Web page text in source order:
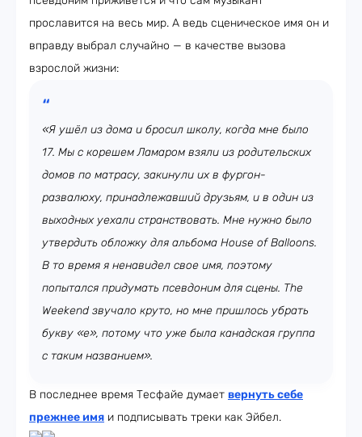
прославится на весь мир. А ведь сценическое имя он и
вправду выбрал случайно — в качестве вызова
взрослой жизни:
«Я ушёл из дома и бросил школу, когда мне было
17. Мы с корешем Ламаром взяли из родительских
домов по матрасу, закинули их в фургон-
развалюху, принадлежавший друзьям, и в один из
выходных уехали странствовать. Мне нужно было
утвердить обложку для альбома House of Balloons.
В то время я ненавидел свое имя, поэтому
попытался придумать псевдоним для сцены. The
Weekend звучало круто, но мне пришлось убрать
букву «e», потому что уже была канадская группа
с таким названием».
В последнее время Тесфайе думает вернуть себе
прежнее имя и подписывать треки как Эйбел.